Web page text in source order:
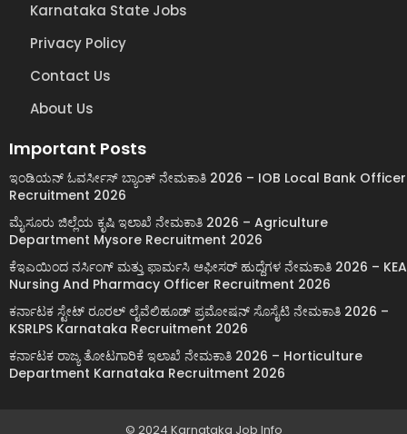
Karnataka State Jobs
Privacy Policy
Contact Us
About Us
Important Posts
ಇಂಡಿಯನ್ ಓವರ್ಸೀಸ್ ಬ್ಯಾಂಕ್ ನೇಮಕಾತಿ 2026 – IOB Local Bank Officer
Recruitment 2026
ಮೈಸೂರು ಜಿಲ್ಲೆಯ ಕೃಷಿ ಇಲಾಖೆ ನೇಮಕಾತಿ 2026 – Agriculture
Department Mysore Recruitment 2026
ಕೆಇಎಯಿಂದ ನರ್ಸಿಂಗ್ ಮತ್ತು ಫಾರ್ಮಸಿ ಆಫೀಸರ್ ಹುದ್ದೆಗಳ ನೇಮಕಾತಿ 2026 – KEA
Nursing And Pharmacy Officer Recruitment 2026
ಕರ್ನಾಟಕ ಸ್ಟೇಟ್ ರೂರಲ್ ಲೈವೆಲಿಹೂಡ್ ಪ್ರಮೋಷನ್ ಸೊಸೈಟಿ ನೇಮಕಾತಿ 2026 –
KSRLPS Karnataka Recruitment 2026
ಕರ್ನಾಟಕ ರಾಜ್ಯ ತೋಟಗಾರಿಕೆ ಇಲಾಖೆ ನೇಮಕಾತಿ 2026 – Horticulture
Department Karnataka Recruitment 2026
© 2024 Karnataka Job Info